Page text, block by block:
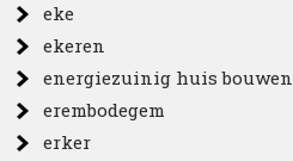
eke
ekeren
energiezuinig huis bouwen
erembodegem
erker